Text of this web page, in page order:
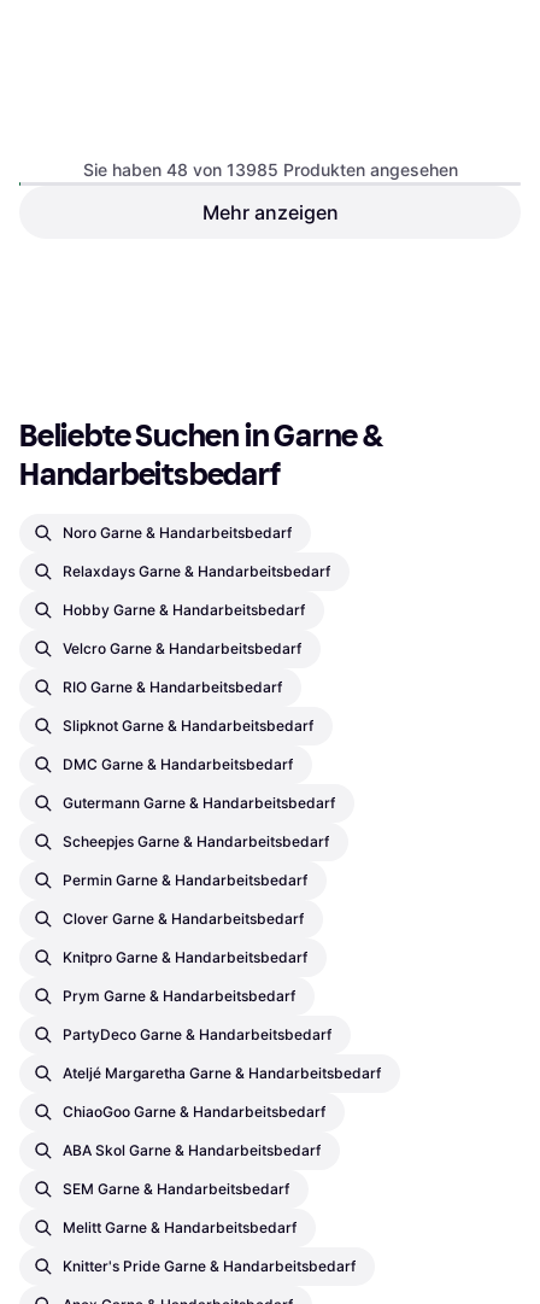
MegaCrea Vlieseline H 250
Bügeleinlage 90 cm Breit
Sie haben 48 von 13985 Produkten angesehen
Mehr anzeigen
Beliebte Suchen in Garne &
Handarbeitsbedarf
Noro Garne & Handarbeitsbedarf
Relaxdays Garne & Handarbeitsbedarf
Hobby Garne & Handarbeitsbedarf
Velcro Garne & Handarbeitsbedarf
RIO Garne & Handarbeitsbedarf
Slipknot Garne & Handarbeitsbedarf
DMC Garne & Handarbeitsbedarf
Gutermann Garne & Handarbeitsbedarf
Scheepjes Garne & Handarbeitsbedarf
Permin Garne & Handarbeitsbedarf
Clover Garne & Handarbeitsbedarf
Knitpro Garne & Handarbeitsbedarf
Prym Garne & Handarbeitsbedarf
PartyDeco Garne & Handarbeitsbedarf
Ateljé Margaretha Garne & Handarbeitsbedarf
ChiaoGoo Garne & Handarbeitsbedarf
ABA Skol Garne & Handarbeitsbedarf
SEM Garne & Handarbeitsbedarf
Melitt Garne & Handarbeitsbedarf
Knitter's Pride Garne & Handarbeitsbedarf